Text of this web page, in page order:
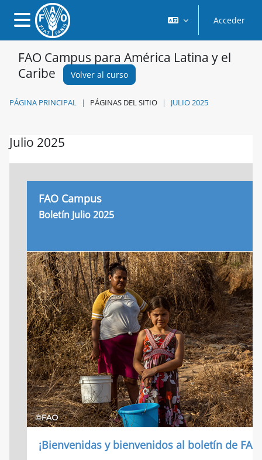
Salta al contenido principal
Panel lateral
Acceder
FAO Campus para América Latina y el
Caribe
Volver al curso
PÁGINA PRINCIPAL PÁGINAS DEL SITIO JULIO 2025
Julio 2025
FAO Campus
Boletín Julio 2025
¡Bienvenidas y bienvenidos al boletín de